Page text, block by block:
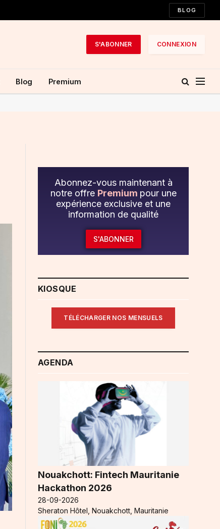
BLOG
S'ABONNER CONNEXION
Blog Premium
Abonnez-vous maintenant à
notre offre Premium pour une
expérience exclusive et une
information de qualité
S'ABONNER
KIOSQUE
TÉLÉCHARGER NOS MENSUELS
AGENDA
Nouakchott: Fintech Mauritanie
Hackathon 2026
28-09-2026
Sheraton Hôtel, Nouakchott, Mauritanie